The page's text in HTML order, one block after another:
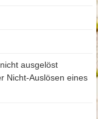
ausgelöst
Nicht-Auslösen eines